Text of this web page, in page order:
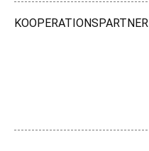
KOOPERATIONSPARTNER